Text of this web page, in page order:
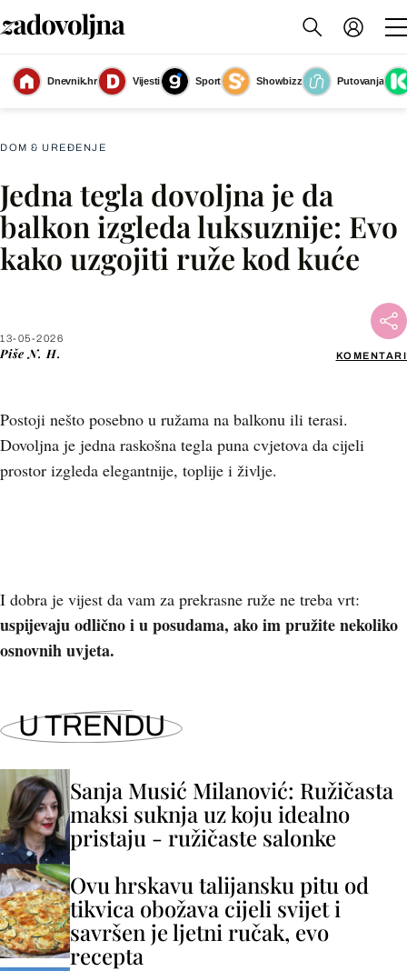
Dnevnik.hr Vijesti Sport Showbizz
Putovanja
Ruže u tegli
(Foto: Living4media)
DOM & UREĐENJE
Jedna tegla dovoljna je da
balkon izgleda luksuznije: Evo
kako uzgojiti ruže kod kuće
13-05-2026
Piše N. H. KOMENTARI
Postoji nešto posebno u ružama na balkonu ili terasi.
Dovoljna je jedna raskošna tegla puna cvjetova da cijeli
prostor izgleda elegantnije, toplije i življe.
Facebook
X
I dobra je vijest da vam za prekrasne ruže ne treba vrt:
uspijevaju odlično i u posudama, ako im pružite nekoliko
osnovnih uvjeta.
U TRENDU
Sanja Musić Milanović: Ružičasta
maksi suknja uz koju idealno
pristaju - ružičaste salonke
Ovu hrskavu talijansku pitu od
tikvica obožava cijeli svijet i
savršen je ljetni ručak, evo
recepta